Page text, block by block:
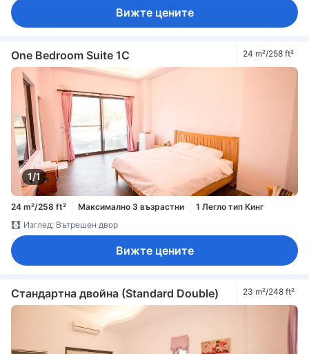
Вижте цените
One Bedroom Suite 1C 24 m²/258 ft²
1/1
24 m²/258 ft² Максимално 3 възрастни
1 Легло тип Кинг
Изглед: Вътрешен двор
Вижте цените
Стандартна двойна (Standard Double) 23 m²/248 ft²